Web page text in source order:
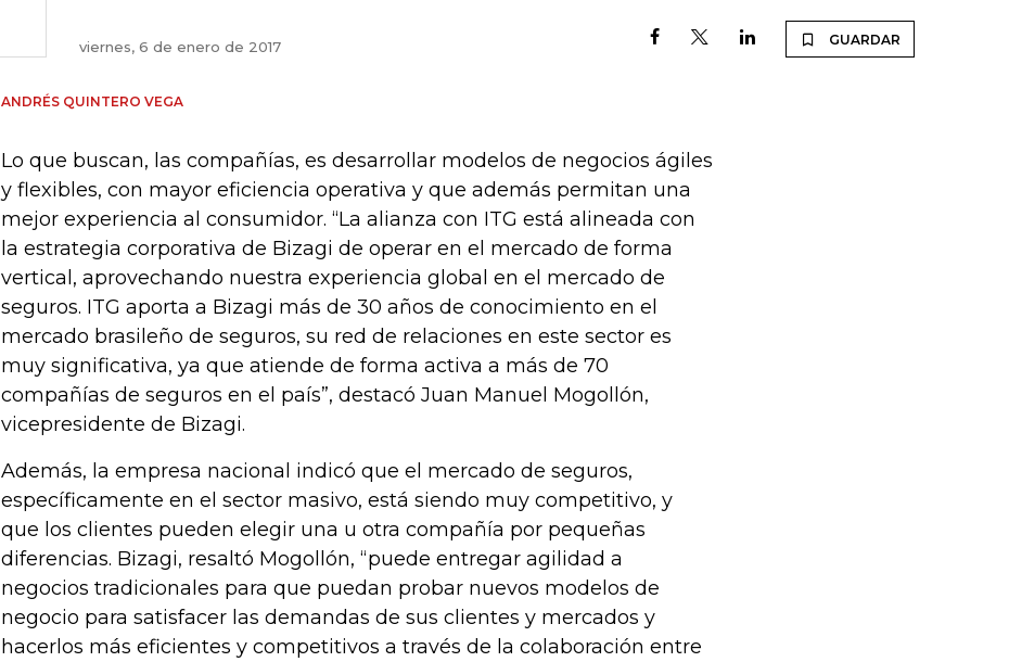
viernes, 6 de enero de 2017 GUARDAR
ANDRÉS QUINTERO VEGA
Lo que buscan, las compañías, es desarrollar modelos de negocios ágiles
y flexibles, con mayor eficiencia operativa y que además permitan una
mejor experiencia al consumidor. “La alianza con ITG está alineada con
la estrategia corporativa de Bizagi de operar en el mercado de forma
vertical, aprovechando nuestra experiencia global en el mercado de
seguros. ITG aporta a Bizagi más de 30 años de conocimiento en el
mercado brasileño de seguros, su red de relaciones en este sector es
muy significativa, ya que atiende de forma activa a más de 70
compañías de seguros en el país”, destacó Juan Manuel Mogollón,
vicepresidente de Bizagi.
Además, la empresa nacional indicó que el mercado de seguros,
específicamente en el sector masivo, está siendo muy competitivo, y
que los clientes pueden elegir una u otra compañía por pequeñas
diferencias. Bizagi, resaltó Mogollón, “puede entregar agilidad a
negocios tradicionales para que puedan probar nuevos modelos de
negocio para satisfacer las demandas de sus clientes y mercados y
hacerlos más eficientes y competitivos a través de la colaboración entre